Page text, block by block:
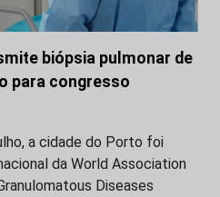
biópsia pulmonar de
para congresso
a cidade do Porto foi
da World Association
Diseases